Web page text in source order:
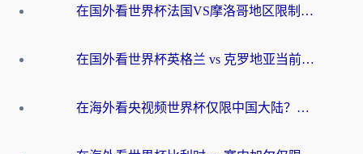
在国外看世界杯法国VS摩洛哥地区限制？这篇指南让你流畅看中文解说无压力
在国外看世界杯英格兰 vs 克罗地亚当前地区不可播放？这篇指南帮你搞定所有海外观赛难题
在海外看央视频世界杯仅限中国大陆？这篇指南帮你解锁中文解说+无卡顿直播